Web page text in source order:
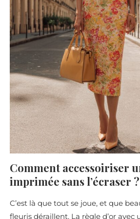
Comment accessoiriser
imprimée sans l’écraser ?
C’est là que tout se joue, et que
fleuris déraillent. La règle d’or